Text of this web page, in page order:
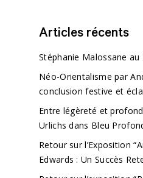
Articles récents
Stéphanie Malossane
Néo-Orientalisme par
conclusion festive et
Entre légèreté et
Urlichs dans Bleu
Retour sur l’Exposition
Edwards : Un Succès